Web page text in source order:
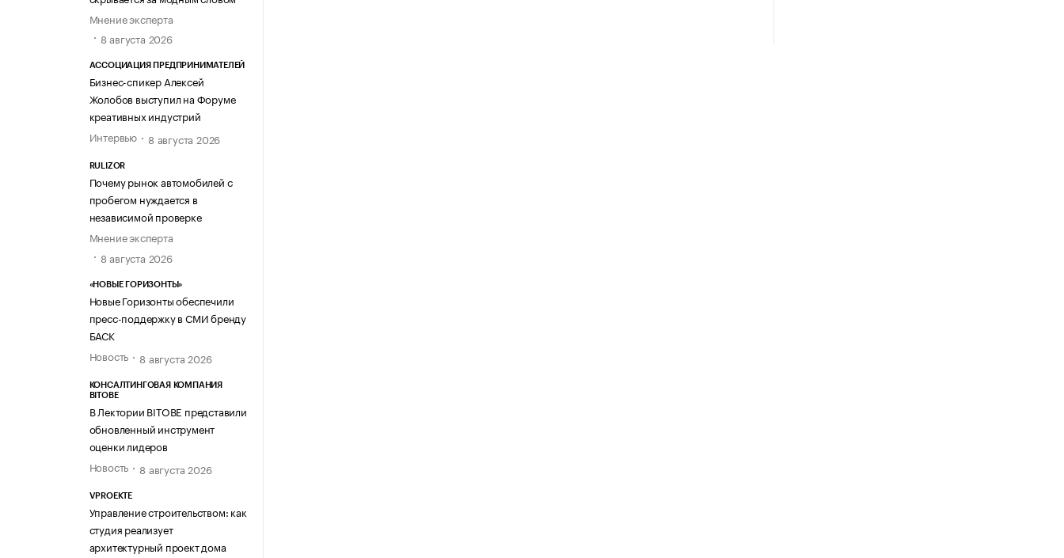
Мнение эксперта
8 августа 2026
АССОЦИАЦИЯ ПРЕДПРИНИМАТЕЛЕЙ
Бизнес-спикер Алексей
Жолобов выступил на Форуме
креативных индустрий
Интервью
8 августа 2026
RULIZOR
Почему рынок автомобилей с
пробегом нуждается в
независимой проверке
Мнение эксперта
8 августа 2026
«НОВЫЕ ГОРИЗОНТЫ»
Новые Горизонты обеспечили
пресс-поддержку в СМИ бренду
БАСК
Новость
8 августа 2026
КОНСАЛТИНГОВАЯ КОМПАНИЯ
BITOBE
В Лектории BITOBE представили
обновленный инструмент
оценки лидеров
Новость
8 августа 2026
VPROEKTE
Управление строительством: как
студия реализует
архитектурный проект дома